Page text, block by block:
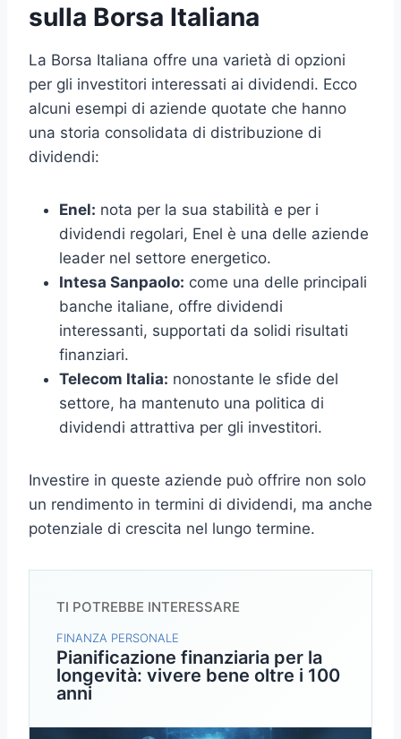
sulla Borsa Italiana
La Borsa Italiana offre una varietà di opzioni
per gli investitori interessati ai dividendi. Ecco
alcuni esempi di aziende quotate che hanno
una storia consolidata di distribuzione di
dividendi:
Enel: nota per la sua stabilità e per i
dividendi regolari, Enel è una delle aziende
leader nel settore energetico.
Intesa Sanpaolo: come una delle principali
banche italiane, offre dividendi
interessanti, supportati da solidi risultati
finanziari.
Telecom Italia: nonostante le sfide del
settore, ha mantenuto una politica di
dividendi attrattiva per gli investitori.
Investire in queste aziende può offrire non solo
un rendimento in termini di dividendi, ma anche
potenziale di crescita nel lungo termine.
TI POTREBBE INTERESSARE
FINANZA PERSONALE
Pianificazione finanziaria per la
longevità: vivere bene oltre i 100
anni